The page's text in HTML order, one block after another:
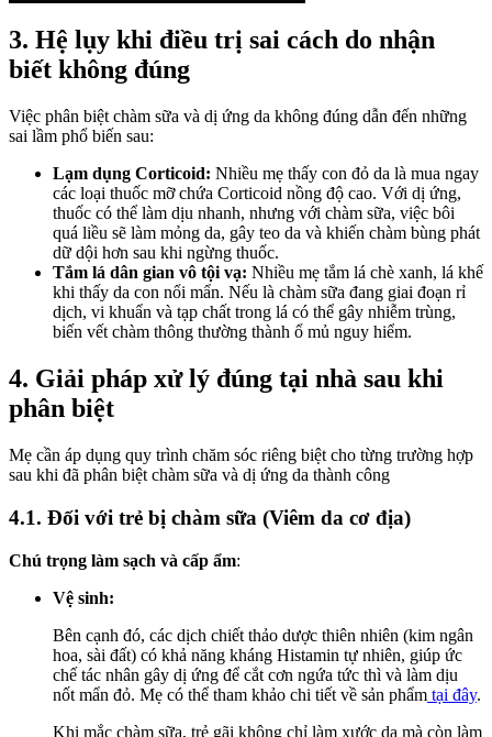
3. Hệ lụy khi điều trị sai cách do nhận
biết không đúng
Việc phân biệt chàm sữa và dị ứng da không đúng dẫn đến những
sai lầm phổ biến sau:
Lạm dụng Corticoid: Nhiều mẹ thấy con đỏ da là mua ngay
các loại thuốc mỡ chứa Corticoid nồng độ cao. Với dị ứng,
thuốc có thể làm dịu nhanh, nhưng với chàm sữa, việc bôi
quá liều sẽ làm mỏng da, gây teo da và khiến chàm bùng phát
dữ dội hơn sau khi ngừng thuốc.
Tắm lá dân gian vô tội vạ: Nhiều mẹ tắm lá chè xanh, lá khế
khi thấy da con nổi mẩn. Nếu là chàm sữa đang giai đoạn rỉ
dịch, vi khuẩn và tạp chất trong lá có thể gây nhiễm trùng,
biến vết chàm thông thường thành ổ mủ nguy hiểm.
4. Giải pháp xử lý đúng tại nhà sau khi
phân biệt
Mẹ cần áp dụng quy trình chăm sóc riêng biệt cho từng trường hợp
sau khi đã phân biệt chàm sữa và dị ứng da thành công
4.1. Đối với trẻ bị chàm sữa (Viêm da cơ địa)
Chú trọng làm sạch và cấp ẩm:
Vệ sinh:
Bên cạnh đó, các dịch chiết thảo dược thiên nhiên (kim ngân
hoa, sài đất) có khả năng kháng Histamin tự nhiên, giúp ức
chế tác nhân gây dị ứng để cắt cơn ngứa tức thì và làm dịu
nốt mẩn đỏ. Mẹ có thể tham khảo chi tiết về sản phẩm tại đây.
Khi mắc chàm sữa, trẻ gãi không chỉ làm xước da mà còn làm